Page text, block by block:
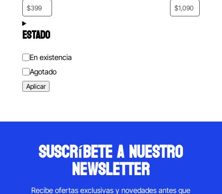
ESTADO
Estado
En existencia
Agotado
Aplicar
suscríbete a nuestro
newsletter
Recibe ofertas exclusivas y novedades antes que